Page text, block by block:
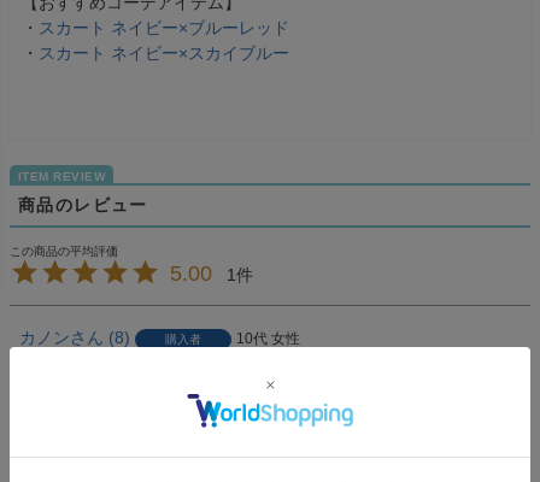
・ スカート ネイビー×ブルーレッド
・ スカート ネイビー×スカイブルー
商品のレビュー
5.00 1
カノン 8 購入者 10代 女性